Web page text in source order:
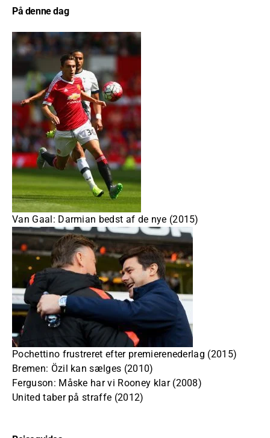
På denne dag
Van Gaal: Darmian bedst af de nye (2015)
Pochettino frustreret efter premierenederlag (2015)
Bremen: Özil kan sælges (2010)
Ferguson: Måske har vi Rooney klar (2008)
United taber på straffe (2012)